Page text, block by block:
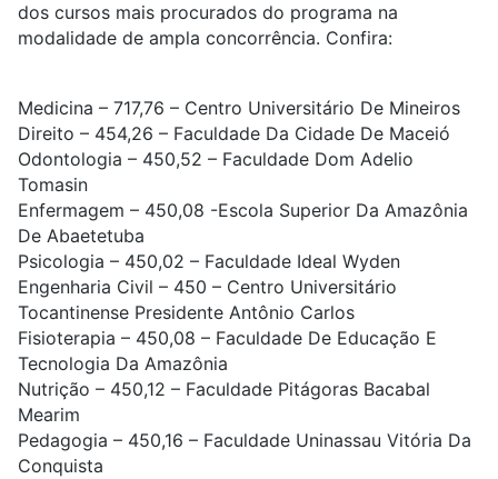
dos cursos mais procurados do programa na
modalidade de ampla concorrência. Confira:
Medicina – 717,76 – Centro Universitário De Mineiros
Direito – 454,26 – Faculdade Da Cidade De Maceió
Odontologia – 450,52 – Faculdade Dom Adelio
Tomasin
Enfermagem – 450,08 -Escola Superior Da Amazônia
De Abaetetuba
Psicologia – 450,02 – Faculdade Ideal Wyden
Engenharia Civil – 450 – Centro Universitário
Tocantinense Presidente Antônio Carlos
Fisioterapia – 450,08 – Faculdade De Educação E
Tecnologia Da Amazônia
Nutrição – 450,12 – Faculdade Pitágoras Bacabal
Mearim
Pedagogia – 450,16 – Faculdade Uninassau Vitória Da
Conquista